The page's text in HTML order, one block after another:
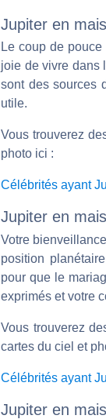
Jupiter en
Le coup de
joie de vivre dans
sont des sources
utile.
Vous trouverez
photo ici :
Célébrités ayant
Jupiter en
Votre
position
pour que le
exprimés et votre
Vous trouverez
cartes du ciel et
Célébrités ayant
Jupiter en